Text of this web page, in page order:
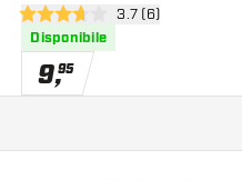
apri pannello
3.7 stelle di valutazione
3.7 (6)
Disponibile
9,95